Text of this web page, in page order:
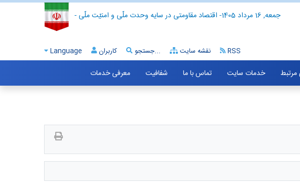
- اقتصاد مقاومتی در سایه وحدت ملّی و امنیّت ملّی - جمعه, 16 مرداد 1405
Language کاربران جستجو... نقشه سایت RSS
مرتبط خدمات سایت تماس با ما شفافیت
معرفی خدمات